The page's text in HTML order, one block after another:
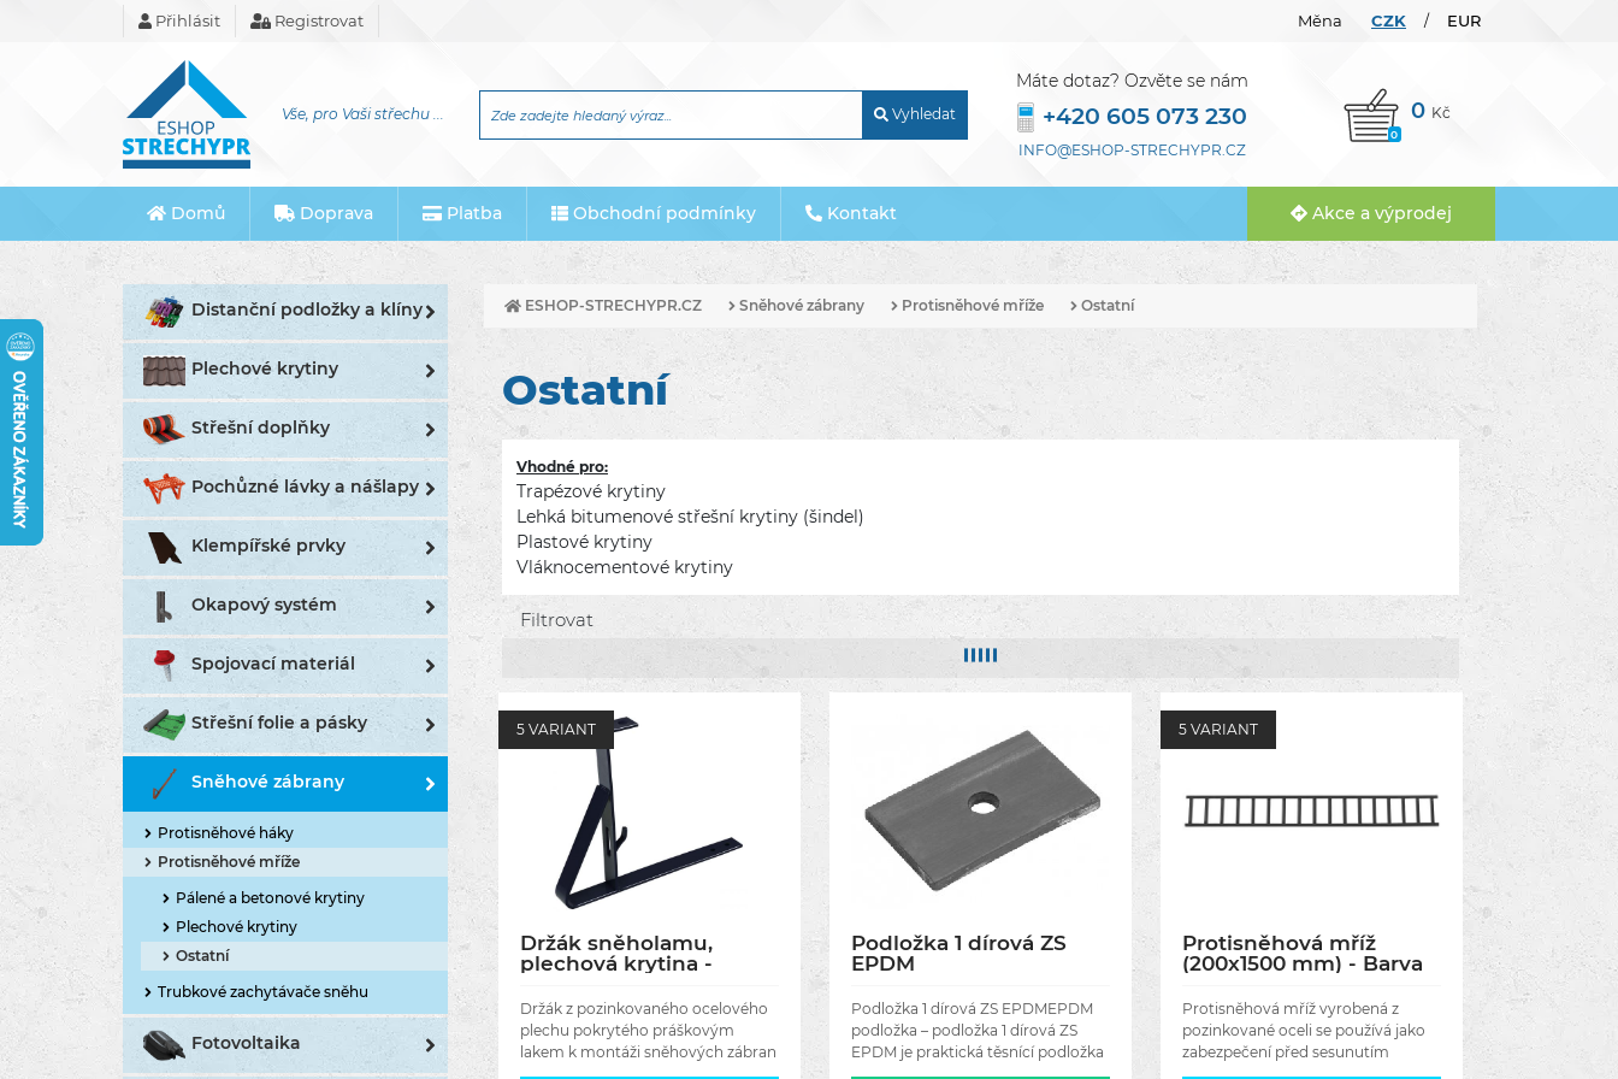
Přihlásit Registrovat CZK / EUR
Měna
Vše, pro Vaši střechu ... Vyhledat
Máte dotaz? Ozvěte se nám
+420 605 073 230
INFO@ESHOP-STRECHYPR.CZ
0
0 Kč
Domů Doprava Platba Obchodní podmínky Kontakt Akce a výprodej
Distanční podložky a klíny
Plechové krytiny
Střešní doplňky
Pochůzné lávky a nášlapy
Klempířské prvky
Okapový systém
Spojovací materiál
Střešní folie a pásky
Sněhové zábrany
Protisněhové háky
Protisněhové mříže
Pálené a betonové krytiny
Plechové krytiny
Ostatní
Trubkové zachytávače sněhu
Fotovoltaika
ESHOP-STRECHYPR.CZ Sněhové zábrany Protisněhové mříže Ostatní
Ostatní
Vhodné pro:
Trapézové krytiny
Lehká bitumenové střešní krytiny (šindel)
Plastové krytiny
Vláknocementové krytiny
Filtrovat
5 VARIANT
Držák sněholamu,
plechová krytina -
šindele - Barva antracit
RAL 7016
Držák z pozinkovaného ocelového
plechu pokrytého práškovým
lakem k montáži sněhových zábran
na ploché střešní krytiny, tj.:
Podložka 1 dírová ZS
EPDM
Podložka 1 dírová ZS EPDMEPDM
podložka – podložka 1 dírová ZS
EPDM je praktická těsnící podložka
určená pro použití při montáži
5 VARIANT
Protisněhová mříž
(200x1500 mm) - Barva
Protisněhová mříž vyrobená z
pozinkované oceli se používá jako
zabezpečení před sesunutím
velkého množství sněhu.